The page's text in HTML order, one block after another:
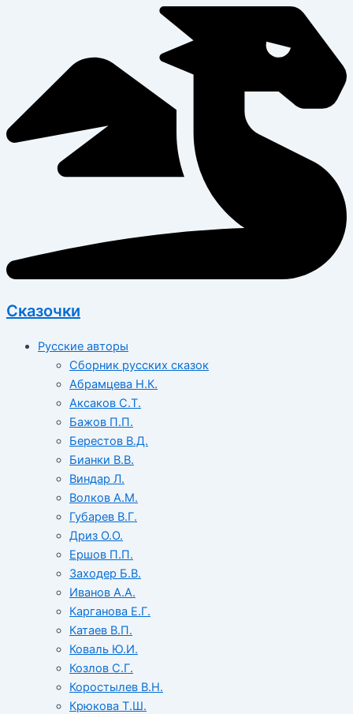
Сказочки
Русские авторы
Сборник русских сказок
Абрамцева Н.К.
Аксаков С.Т.
Бажов П.П.
Берестов В.Д.
Бианки В.В.
Виндар Л.
Волков А.М.
Губарев В.Г.
Дриз О.О.
Ершов П.П.
Заходер Б.В.
Иванов А.А.
Карганова Е.Г.
Катаев В.П.
Коваль Ю.И.
Козлов С.Г.
Коростылев В.Н.
Крюкова Т.Ш.